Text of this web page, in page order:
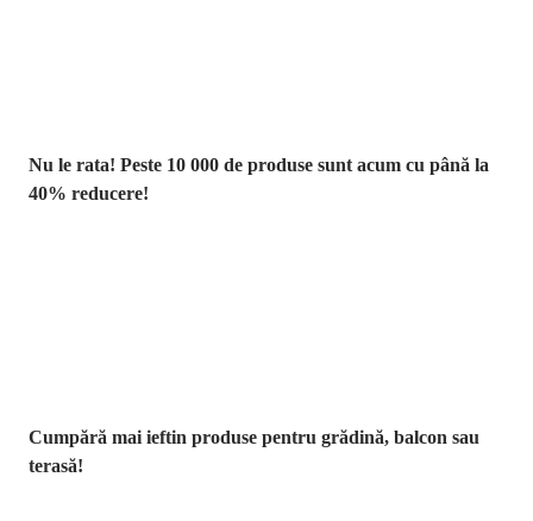
Nu le rata! Peste 10 000 de produse sunt acum cu până la
40% reducere!
Cumpără mai ieftin produse pentru grădină, balcon sau
terasă!